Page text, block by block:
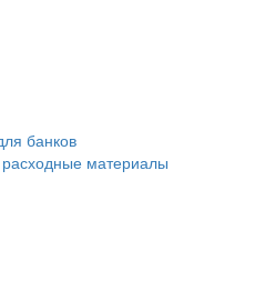
банков
материалы